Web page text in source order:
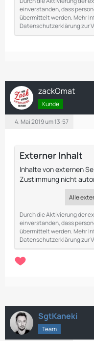
einverstanden, dass
übermittelt werden. Mehr
Datenschutzerklärung zur
zackOmat
Kunde
4. Mai 2019 um 13:57
Externer Inhalt
Inhalte von externen
Zustimmung nicht
Alle
Durch die Aktivierung der
einverstanden, dass
übermittelt werden. Mehr
Datenschutzerklärung zur
SgtKaneki
Team